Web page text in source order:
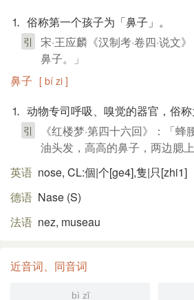
⒈ 俗称第一个孩子为「鼻子」。
引
宋·王应麟《汉制考·卷四·说文
鼻子。」
鼻子 [ bí zi ]
⒈ 动物专司呼吸、嗅觉的器官，俗称
引
《红楼梦·第四十六回》：「
油头发，高高的鼻子，两边腮
英语 nose, CL:個|个[ge4],隻|只[zhi1]
德语 Nase (S)​
法语 nez, museau
近音词、同音词
bì zǐ